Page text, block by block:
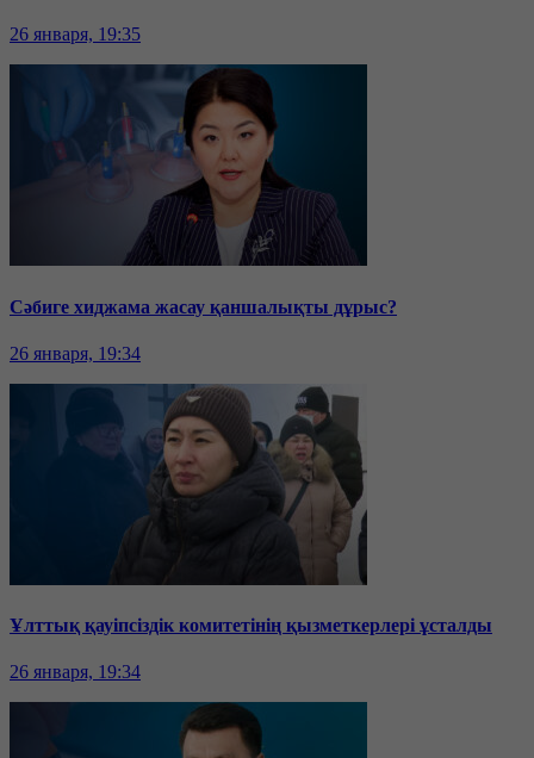
26 января, 19:35
Сәбиге хиджама жасау қаншалықты дұрыс?
26 января, 19:34
Ұлттық қауіпсіздік комитетінің қызметкерлері ұсталды
26 января, 19:34